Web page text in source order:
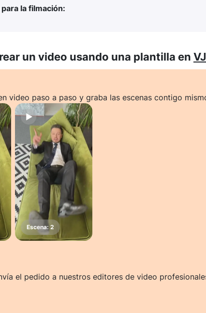
la filmación:
un video usando una plantilla en
video paso a paso y graba las escenas contigo
el pedido a nuestros editores de video